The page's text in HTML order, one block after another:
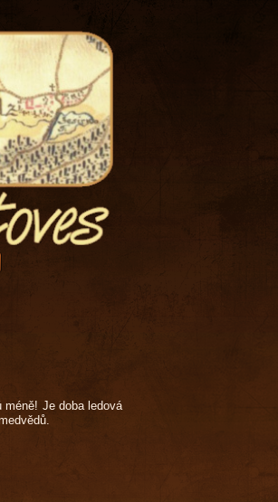
Je doba ledová